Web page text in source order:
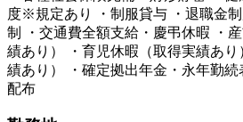
度※規定あり ・制服貸与 ・退職金
制 ・交通費全額支給・慶弔休暇 ・
績あり） ・育児休暇（取得実績あ
績あり） ・確定拠出年金・永年勤
配布​